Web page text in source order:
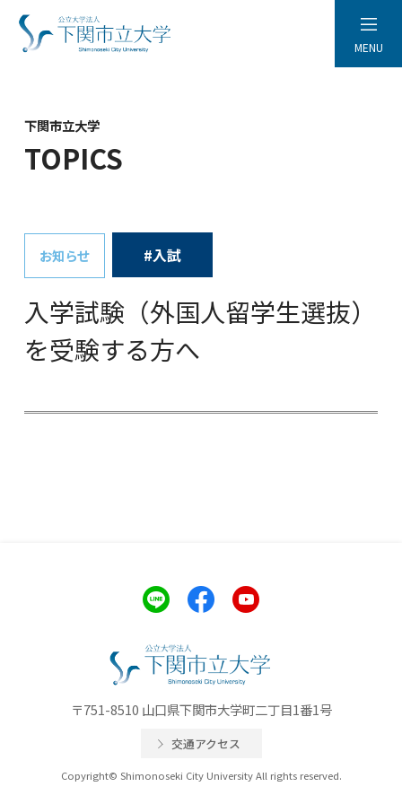
MENU
下関市立大学
TOPICS
お知らせ #入試
入学試験（外国人留学生選抜）
を受験する方へ
〒751-8510 山口県下関市大学町二丁目1番1号
交通アクセス
Copyright© Shimonoseki City University All rights reserved.